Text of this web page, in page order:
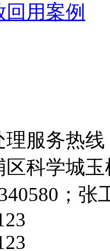
用案例
理服务热线
区科学城
；张